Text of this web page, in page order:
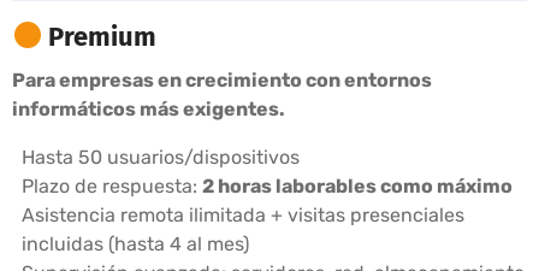
Premium
Para empresas en crecimiento con entornos
informáticos más exigentes.
Hasta 50 usuarios/dispositivos
Plazo de respuesta: 2 horas laborables como máximo
Asistencia remota ilimitada + visitas presenciales
incluidas (hasta 4 al mes)